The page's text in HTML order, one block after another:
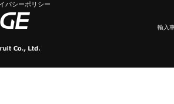
バシーポリシー
輸入